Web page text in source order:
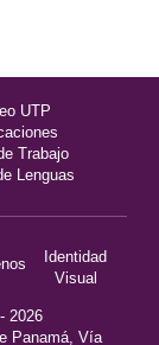
UTP
Trabajo
Lenguas
Identidad
Visual
2026
Panamá, Vía